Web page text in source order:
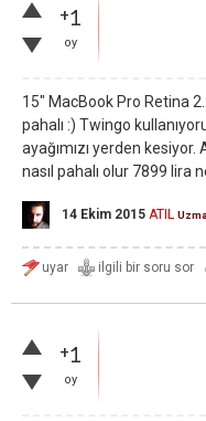
+1
oy
15" MacBook Pro Retina
pahalı :) Twingo
ayağımızı yerden
nasıl pahalı olur 7899 lira
14 Ekim 2015 ATIL
+1
oy